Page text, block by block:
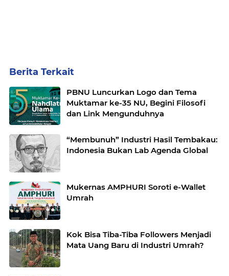
Berita Terkait
PBNU Luncurkan Logo dan Tema
Muktamar ke-35 NU, Begini Filosofi
dan Link Mengunduhnya
“Membunuh” Industri Hasil Tembakau:
Indonesia Bukan Lab Agenda Global
Mukernas AMPHURI Soroti e-Wallet
Umrah
Kok Bisa Tiba-Tiba Followers Menjadi
Mata Uang Baru di Industri Umrah?